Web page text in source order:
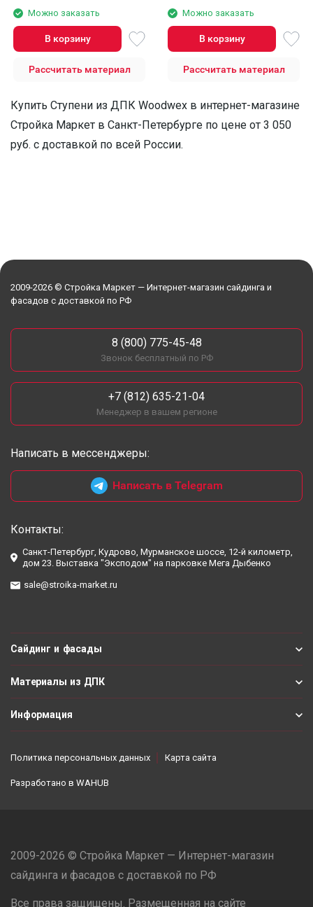
Можно заказать
В корзину
Рассчитать материал
Можно заказать
В корзину
Рассчитать материал
Купить Ступени из ДПК Woodwex в интернет-магазине
Стройка Маркет в Санкт-Петербурге по цене от 3 050
руб. с доставкой по всей России.
2009-2026 © Стройка Маркет — Интернет-магазин сайдинга и
фасадов с доставкой по РФ
8 (800) 775-45-48
Звонок бесплатный по РФ
+7 (812) 635-21-04
Менеджер в вашем регионе
Написать в мессенджеры:
Написать в Telegram
Контакты:
Санкт-Петербург, Кудрово, Мурманское шоссе, 12-й километр,
дом 23. Выставка "Эксподом" на парковке Мега Дыбенко
sale@stroika-market.ru
Сайдинг и фасады
Материалы из ДПК
Информация
Политика персональных данных Карта сайта
Разработано в WAHUB
2009-2026 © Стройка Маркет — Интернет-магазин
сайдинга и фасадов с доставкой по РФ
Все права защищены. Размещенная на сайте